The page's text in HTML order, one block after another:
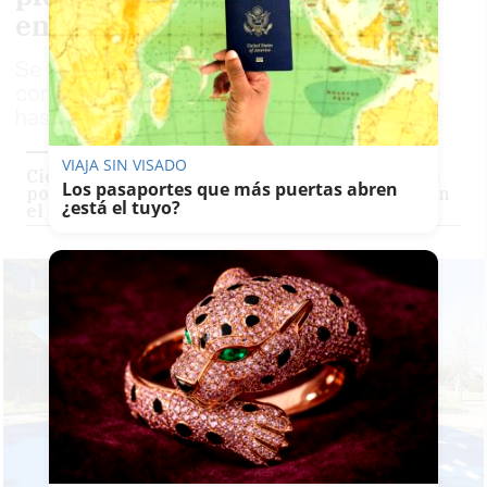
encontrar al responsable
Se trata de unos hechos que podrían
constituir un delito castigado con penas de
hasta 14 años de prisión
Cierran un parque infantil y canino en Sevilla
porque encuentran bombones envenenados en
el suelo
VIAJA SIN VISADO
Los pasaportes que más puertas abren
¿está el tuyo?